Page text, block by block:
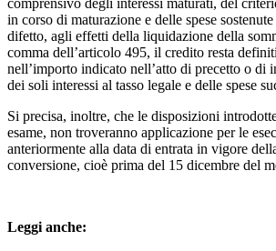
in corso di maturazione e delle spese
difetto, agli effetti della liquidazione della
comma dell’articolo 495, il credito resta
nell’importo indicato nell’atto di precetto o di
dei soli interessi al tasso legale e delle spese
Si precisa, inoltre, che le disposizioni
esame, non troveranno applicazione per le
anteriormente alla data di entrata in vigore
conversione, cioè prima del 15 dicembre del
Leggi anche: